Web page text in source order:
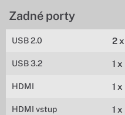
Zadné porty
USB 2.0 2 x
USB 3.2 1 x
HDMI 1 x
HDMI vstup 1 x